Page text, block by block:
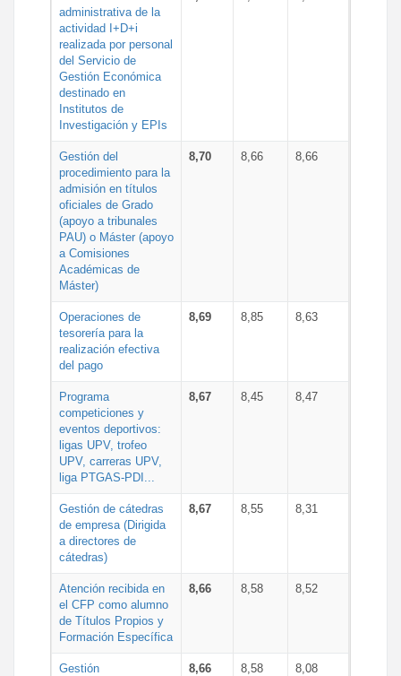
administrativa de la
actividad I+D+i
realizada por personal
del Servicio de
Gestión Económica
destinado en
Institutos de
Investigación y EPIs
Gestión del
procedimiento para la
admisión en títulos
oficiales de Grado
(apoyo a tribunales
PAU) o Máster (apoyo
a Comisiones
Académicas de
Máster)
8,70 8,66 8,66
Operaciones de
tesorería para la
realización efectiva
del pago
8,69 8,85 8,63
Programa
competiciones y
eventos deportivos:
ligas UPV, trofeo
UPV, carreras UPV,
liga PTGAS-PDI...
8,67 8,45 8,47
Gestión de cátedras
de empresa (Dirigida
a directores de
cátedras)
8,67 8,55 8,31
Atención recibida en
el CFP como alumno
de Títulos Propios y
Formación Específica
8,66 8,58 8,52
Gestión
8,66 8,58 8,08